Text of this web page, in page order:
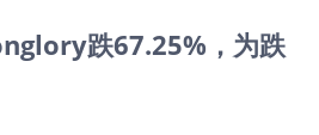
跌67.25%，为跌